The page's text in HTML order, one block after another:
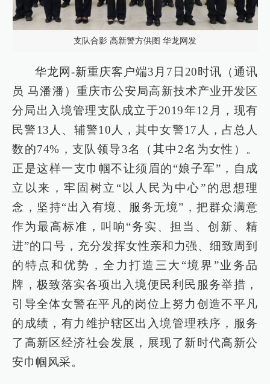
支队合影 高新警方供图 华龙网发
华龙网-新重庆客户端3月7日20时讯（通讯
员 马潘潘）重庆市公安局高新技术产业开发区
分局出入境管理支队成立于2019年12月，现有
民警13人、辅警10人，其中女警17人，占总人
数的74%，支队领导3名（其中2名为女性）。
正是这样一支巾帼不让须眉的“娘子军”，自成
立以来，牢固树立“以人民为中心”的思想理
念，坚持“出入有境、服务无境”，把群众满意
作为最高标准，叫响“务实、担当、创新、精
进”的口号，充分发挥女性亲和力强、细致周到
的特点和优势，全力打造三大“境界”业务品
牌，极致落实各项出入境便民利民服务举措，
引导全体女警在平凡的岗位上努力创造不平凡
的成绩，有力维护辖区出入境管理秩序，服务
了高新区经济社会发展，展现了新时代高新公
安巾帼风采。